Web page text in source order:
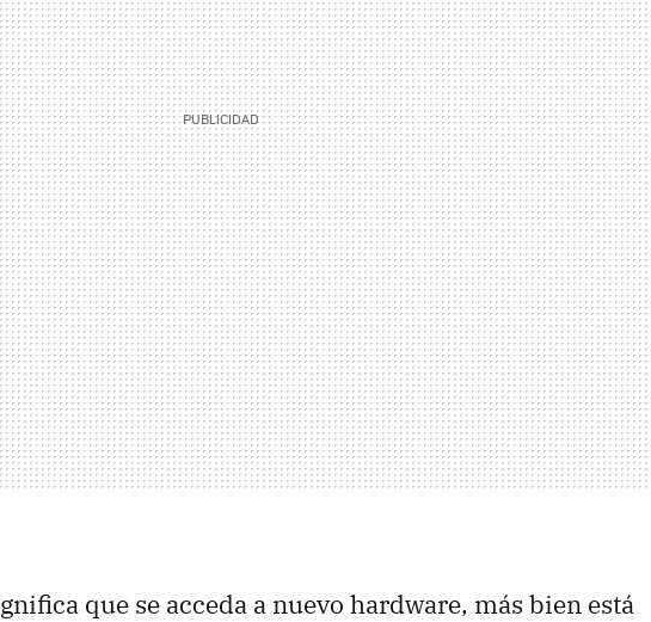
que se acceda a nuevo hardware, más bien está